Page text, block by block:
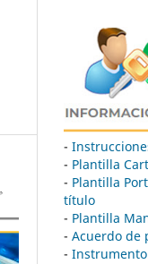
-
- Plantilla
- Plantilla
título
- Plantilla
- Acuerdo de
-